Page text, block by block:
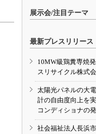
展示会/注目テーマ
最新プレスリリース
10MW級鶏糞専焼
スリサイクル株式
太陽光パネルの大
計の自由度向上を
コンディショナの
社会福祉法人長浜